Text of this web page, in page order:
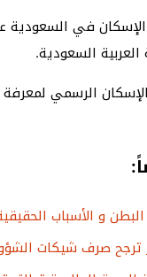
الإسكان في السعودية
السعودية.
الرسمي لمعرفة
و الأسباب
ترجح صرف شيكات